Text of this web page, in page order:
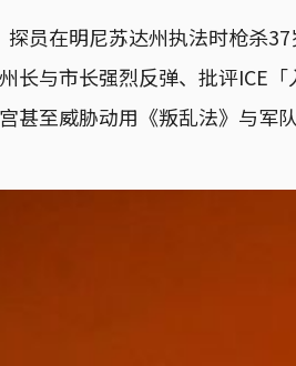
员在明尼苏达州执法时枪杀
长与市长强烈反弹、批评ICE
甚至威胁动用《叛乱法》与军